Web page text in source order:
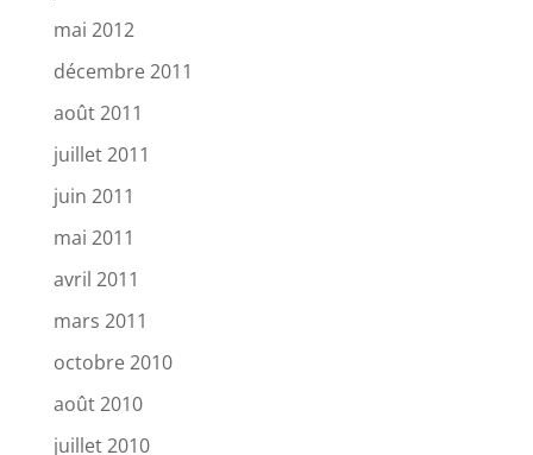
mai 2012
décembre 2011
août 2011
juillet 2011
juin 2011
mai 2011
avril 2011
mars 2011
octobre 2010
août 2010
juillet 2010